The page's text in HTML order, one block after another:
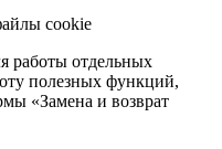
cookie
работы отдельных
полезных функций,
«Замена и возврат